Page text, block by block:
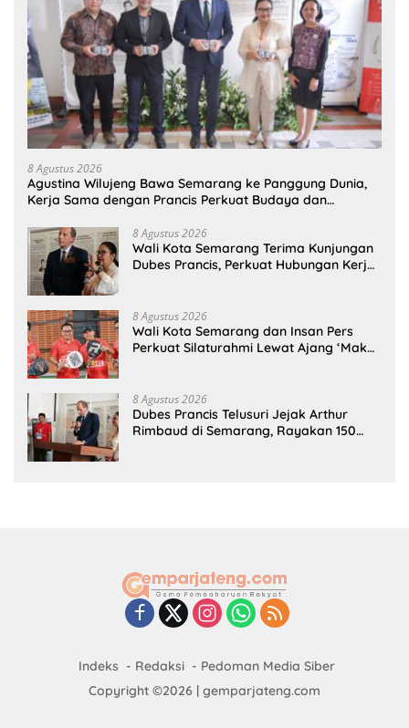
8 Agustus 2026
Agustina Wilujeng Bawa Semarang ke Panggung Dunia,
Kerja Sama dengan Prancis Perkuat Budaya dan
8 Agustus 2026
Wali Kota Semarang Terima Kunjungan
Dubes Prancis, Perkuat Hubungan Kerja
8 Agustus 2026
Wali Kota Semarang dan Insan Pers
Perkuat Silaturahmi Lewat Ajang ‘Mak
8 Agustus 2026
Dubes Prancis Telusuri Jejak Arthur
Rimbaud di Semarang, Rayakan 150
Indeks Redaksi
Pedoman Media Siber
Copyright ©2026 | gemparjateng.com